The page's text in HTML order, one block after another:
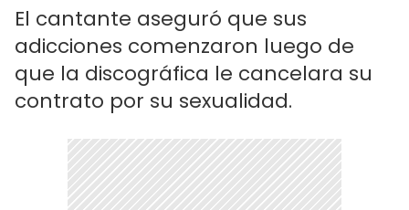
El cantante aseguró que sus
adicciones comenzaron luego de
que la discográfica le cancelara su
contrato por su sexualidad.